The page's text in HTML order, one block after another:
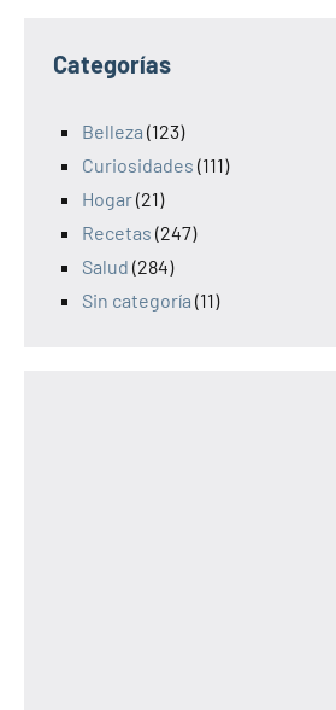
Categorías
Belleza (123)
Curiosidades (111)
Hogar(21)
Recetas (247)
Salud (284)
Sin categoría (11)